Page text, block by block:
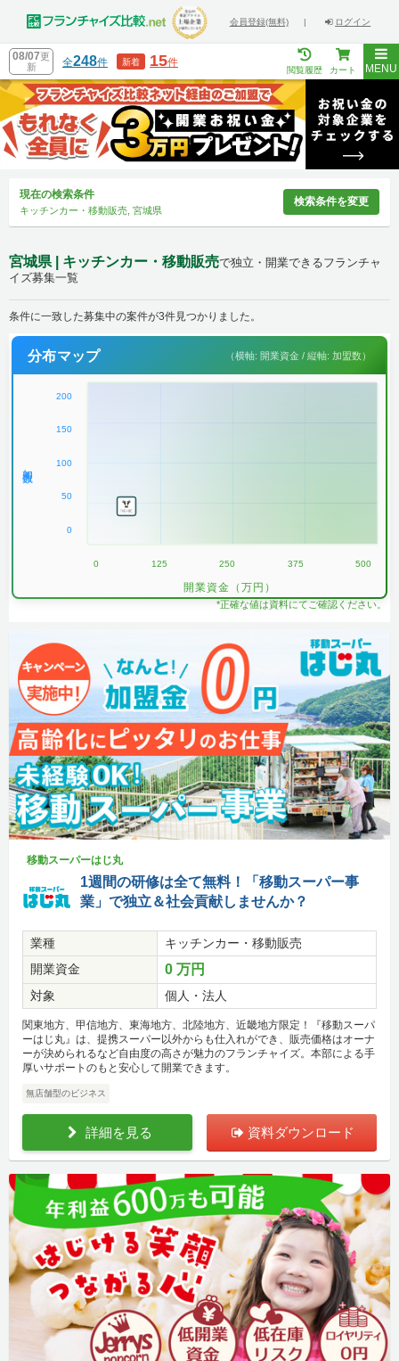
会員登録(無料) | ログイン
08/07更
新
全248件 新着 15件
閲覧履歴 カート MENU
現在の検索条件
キッチンカー・移動販売, 宮城県
検索条件を変更
宮城県 | キッチンカー・移動販売で独立・開業できるフランチャ
イズ募集一覧
条件に一致した募集中の案件が3件見つかりました。
分布マップ （横軸: 開業資金 / 縦軸: 加盟数）
200
150
100
50
0
0 125 250 375 500
開業資金（万円）
*正確な値は資料にてご確認ください。
移動スーパーはじ丸
1週間の研修は全て無料！「移動スーパー事
業」で独立＆社会貢献しませんか？
業種
キッチンカー・移動販売
開業資金
0 万円
対象 個人・法人
関東地方、甲信地方、東海地方、北陸地方、近畿地方限定！『移動スーパ
ーはじ丸』は、提携スーパー以外からも仕入れができ、販売価格はオーナ
ーが決められるなど自由度の高さが魅力のフランチャイズ。本部による手
厚いサポートのもと安心して開業できます。
無店舗型のビジネス
詳細を見る 資料ダウンロード